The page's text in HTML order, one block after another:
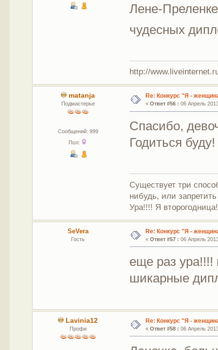
Лене-
чудесных
http://
matanja
Подмастерье
Сообщений: 999
Пол:
Re: Конкурс "Я -
« Ответ #56 : 06 Апрель
Спасибо,
Годиться буду!
Существует три
нибудь, или
Ура!!!! Я
SeVera
Гость
Re: Конкурс "Я -
« Ответ #57 : 06 Апрель
еще раз ура!!!!
шикарные
Lavinia12
Профи
Re: Конкурс "Я -
« Ответ #58 : 06 Апрель